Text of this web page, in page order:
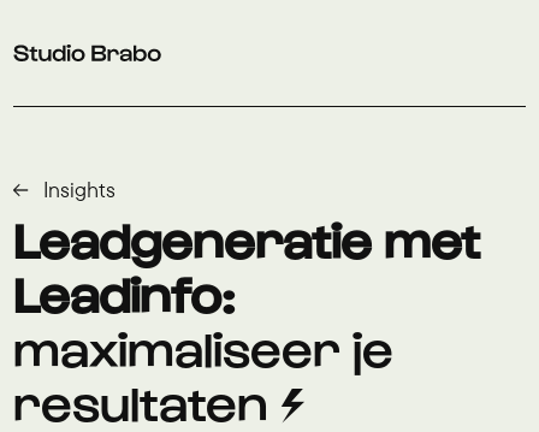
Insights
Leadgeneratie met
Leadinfo:
maximaliseer je
resultaten ⚡